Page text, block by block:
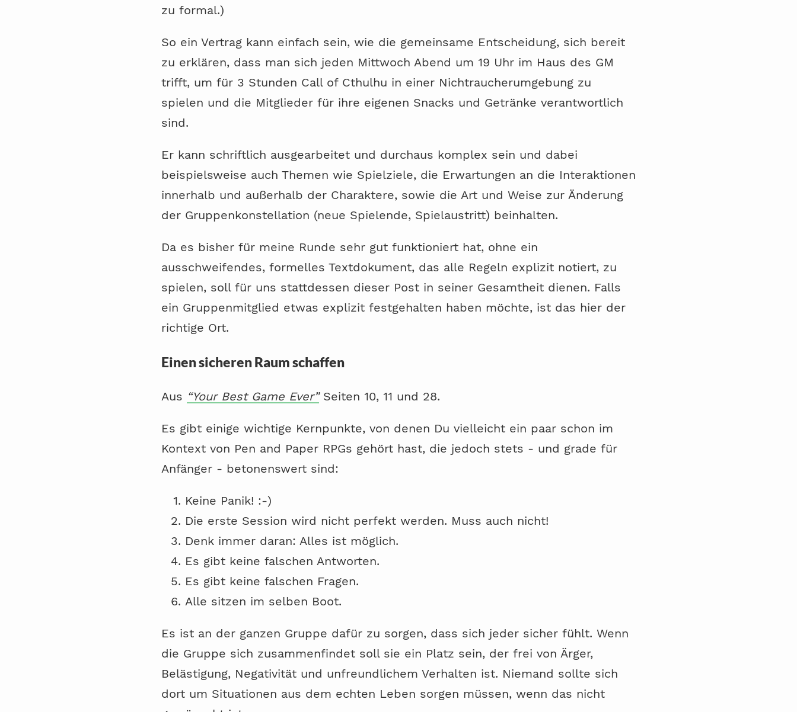
zu formal.)
So ein Vertrag kann einfach sein, wie die gemeinsame Entscheidung, sich bereit
zu erklären, dass man sich jeden Mittwoch Abend um 19 Uhr im Haus des GM
trifft, um für 3 Stunden Call of Cthulhu in einer Nichtraucherumgebung zu
spielen und die Mitglieder für ihre eigenen Snacks und Getränke verantwortlich
sind.
Er kann schriftlich ausgearbeitet und durchaus komplex sein und dabei
beispielsweise auch Themen wie Spielziele, die Erwartungen an die Interaktionen
innerhalb und außerhalb der Charaktere, sowie die Art und Weise zur Änderung
der Gruppenkonstellation (neue Spielende, Spielaustritt) beinhalten.
Da es bisher für meine Runde sehr gut funktioniert hat, ohne ein
ausschweifendes, formelles Textdokument, das alle Regeln explizit notiert, zu
spielen, soll für uns stattdessen dieser Post in seiner Gesamtheit dienen. Falls
ein Gruppenmitglied etwas explizit festgehalten haben möchte, ist das hier der
richtige Ort.
Einen sicheren Raum schaffen
Aus “Your Best Game Ever”Seiten 10, 11 und 28.
Es gibt einige wichtige Kernpunkte, von denen Du vielleicht ein paar schon im
Kontext von Pen and Paper RPGs gehört hast, die jedoch stets - und grade für
Anfänger - betonenswert sind:
Keine Panik! :-)
Die erste Session wird nicht perfekt werden. Muss auch nicht!
Denk immer daran: Alles ist möglich.
Es gibt keine falschen Antworten.
Es gibt keine falschen Fragen.
Alle sitzen im selben Boot.
Es ist an der ganzen Gruppe dafür zu sorgen, dass sich jeder sicher fühlt. Wenn
die Gruppe sich zusammenfindet soll sie ein Platz sein, der frei von Ärger,
Belästigung, Negativität und unfreundlichem Verhalten ist. Niemand sollte sich
dort um Situationen aus dem echten Leben sorgen müssen, wenn das nicht